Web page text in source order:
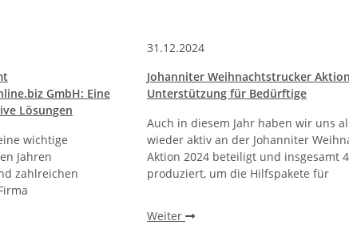
GmbH: Eine
Lösungen
wichtige
Jahren
zahlreichen
31.12.2024
Johanniter Weihnachtstrucker
Unterstützung für Bedürftige
Auch in diesem Jahr haben wir uns
wieder aktiv an der Johanniter
Aktion 2024 beteiligt und insgesamt
produziert, um die Hilfspakete für
Weiter